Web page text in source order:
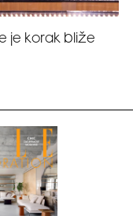
je korak bliže